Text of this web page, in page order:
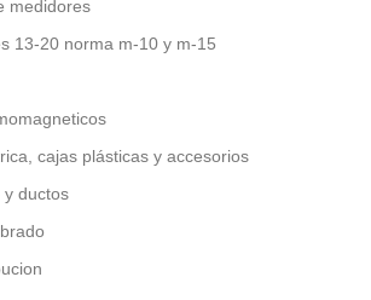
medidores
13-20 norma m-10 y m-15
cajas plásticas y accesorios
ductos